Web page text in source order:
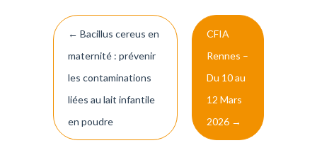
Navigation
l’article
← Bacillus cereus en
maternité : prévenir
les contaminations
liées au lait infantile
en poudre
CFIA
Rennes –
Du 10 au
12 Mars
2026 →